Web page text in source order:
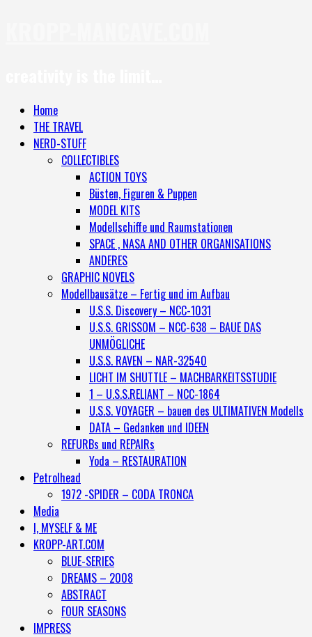
Home
THE TRAVEL
NERD-STUFF
COLLECTIBLES
ACTION TOYS
Büsten, Figuren & Puppen
MODEL KITS
Modellschiffe und Raumstationen
SPACE , NASA AND OTHER ORGANISATIONS
ANDERES
GRAPHIC NOVELS
Modellbausätze – Fertig und im Aufbau
U.S.S. Discovery – NCC-1031
U.S.S. GRISSOM – NCC-638 – BAUE DAS
UNMÖGLICHE
U.S.S. RAVEN – NAR-32540
LICHT IM SHUTTLE – MACHBARKEITSSTUDIE
1 – U.S.S.RELIANT – NCC-1864
U.S.S. VOYAGER – bauen des ULTIMATIVEN Modells
DATA – Gedanken und IDEEN
REFURBs und REPAIRs
Yoda – RESTAURATION
Petrolhead
1972 -SPIDER – CODA TRONCA
Media
I, MYSELF & ME
KROPP-ART.COM
BLUE-SERIES
DREAMS – 2008
ABSTRACT
FOUR SEASONS
IMPRESS